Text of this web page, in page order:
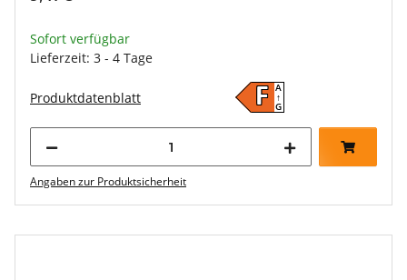
Sofort verfügbar
Lieferzeit: 3 - 4 Tage
Produktdatenblatt F A
↑
G
Angaben zur Produktsicherheit